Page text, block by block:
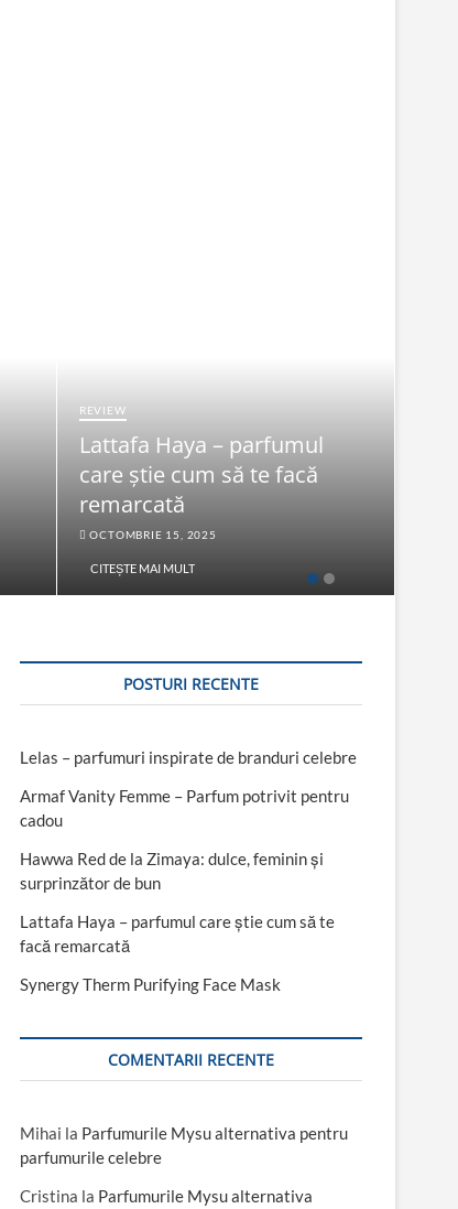
REVIEW
Lattafa Haya – parfumul
care știe cum să te facă
remarcată
OCTOMBRIE 15, 2025
CITEȘTE MAI MULT
POSTURI RECENTE
Lelas – parfumuri inspirate de branduri celebre
Armaf Vanity Femme – Parfum potrivit pentru
cadou
Hawwa Red de la Zimaya: dulce, feminin și
surprinzător de bun
Lattafa Haya – parfumul care știe cum să te
facă remarcată
Synergy Therm Purifying Face Mask
COMENTARII RECENTE
Mihai la Parfumurile Mysu alternativa pentru
parfumurile celebre
Cristina la Parfumurile Mysu alternativa